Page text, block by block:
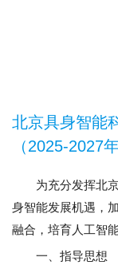
北京具身智能
（2025-2027年
为充分发挥北京
身智能发展机遇，
融合，培育人工智
一、指导思想